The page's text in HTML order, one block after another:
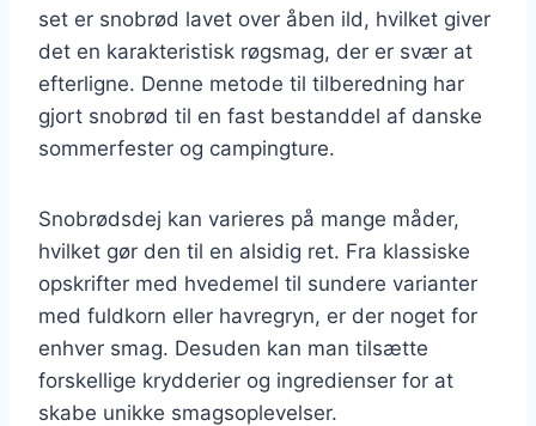
set er snobrød lavet over åben ild, hvilket giver
det en karakteristisk røgsmag, der er svær at
efterligne. Denne metode til tilberedning har
gjort snobrød til en fast bestanddel af danske
sommerfester og campingture.
Snobrødsdej kan varieres på mange måder,
hvilket gør den til en alsidig ret. Fra klassiske
opskrifter med hvedemel til sundere varianter
med fuldkorn eller havregryn, er der noget for
enhver smag. Desuden kan man tilsætte
forskellige krydderier og ingredienser for at
skabe unikke smagsoplevelser.